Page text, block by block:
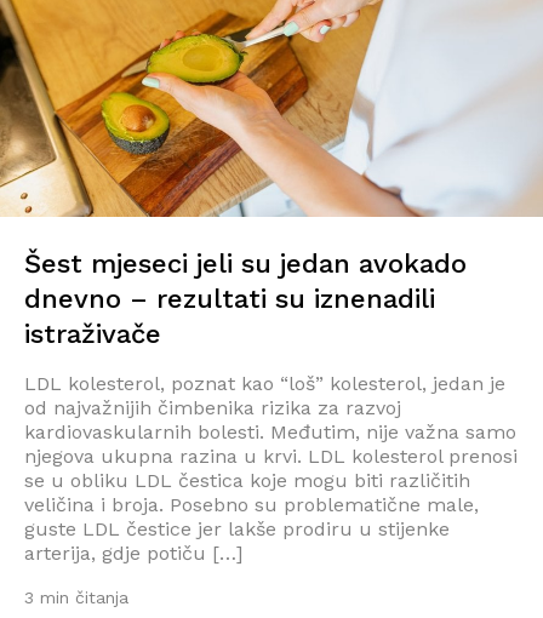
Šest mjeseci jeli su jedan avokado
dnevno – rezultati su iznenadili
istraživače
LDL kolesterol, poznat kao “loš” kolesterol, jedan je
od najvažnijih čimbenika rizika za razvoj
kardiovaskularnih bolesti. Međutim, nije važna samo
njegova ukupna razina u krvi. LDL kolesterol prenosi
se u obliku LDL čestica koje mogu biti različitih
veličina i broja. Posebno su problematične male,
guste LDL čestice jer lakše prodiru u stijenke
arterija, gdje potiču […]
3 min čitanja